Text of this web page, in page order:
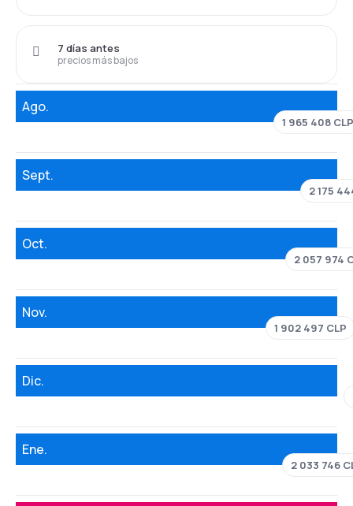
precios más bajos
7 días antes
Ago.
1 965 408 CLP
Sept.
2 175
Oct.
2 057 974
Nov.
1 902 497 CLP
Dic.
Ene.
2 033 746